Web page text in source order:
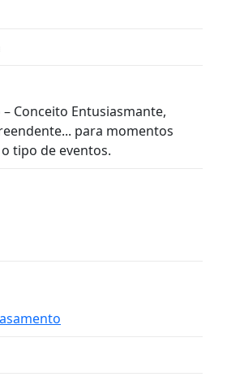
Conceito Entusiasmante,
para momentos
tipo de eventos.